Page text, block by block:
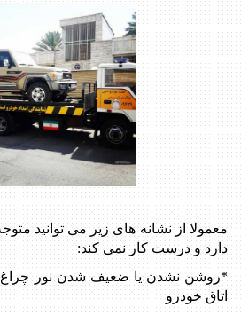
معمولا از نشانه های زیر می توانید
دارد و درست کار نمی کند:
*روشن نشدن یا ضعیف شدن نور چراغ
اتاق خودرو